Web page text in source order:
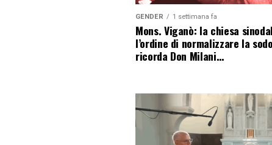
GENDER 1 settimana fa
Mons. Viganò: la chiesa
l’ordine di normalizzare la
ricorda Don Milani…